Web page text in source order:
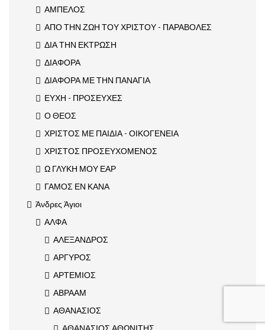
ΑΜΠΕΛΟΣ
ΑΠΟ ΤΗΝ ΖΩΗ ΤΟΥ ΧΡΙΣΤΟΥ - ΠΑΡΑΒΟΛΕΣ
ΔΙΑ ΤΗΝ ΕΚΤΡΩΣΗ
ΔΙΑΦΟΡΑ
ΔΙΑΦΟΡΑ ΜΕ ΤΗΝ ΠΑΝΑΓΙΑ
ΕΥΧΗ - ΠΡΟΣΕΥΧΕΣ
Ο ΘΕΟΣ
ΧΡΙΣΤΟΣ ΜΕ ΠΑΙΔΙΑ - ΟΙΚΟΓΕΝΕΙΑ
ΧΡΙΣΤΟΣ ΠΡΟΣΕΥΧΟΜΕΝΟΣ
Ω ΓΛΥΚΗ ΜΟΥ ΕΑΡ
ΓΑΜΟΣ ΕΝ ΚΑΝΑ
Άνδρες Άγιοι
ΑΛΦΑ
ΑΛΕΞΑΝΔΡΟΣ
ΑΡΓΥΡΟΣ
ΑΡΤΕΜΙΟΣ
ΑΒΡΑΑΜ
ΑΘΑΝΑΣΙΟΣ
ΑΘΑΝΑΣΙΟΣ ΑΘΩΝΙΤΗΣ